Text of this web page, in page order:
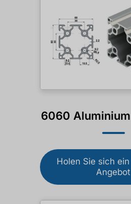
6060
Holen Sie sich
Angebot